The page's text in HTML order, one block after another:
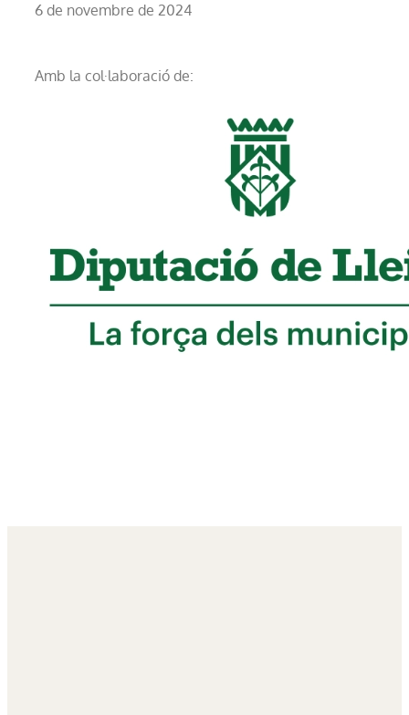
6 de novembre de 2024
Amb la col·laboració de: